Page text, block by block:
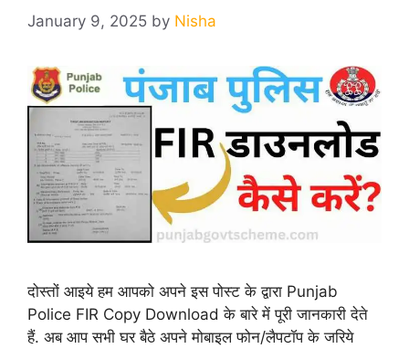
January 9, 2025 by Nisha
दोस्तों आइये हम आपको अपने इस पोस्ट के द्वारा Punjab
Police FIR Copy Download के बारे में पूरी जानकारी देते
हैं. अब आप सभी घर बैठे अपने मोबाइल फोन/लैपटॉप के जरिये